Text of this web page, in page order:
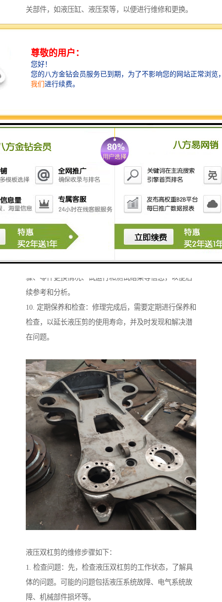
关部件，如液压缸、液压泵等，以便进行维修和更换。
3. 清洁和检查：将拆卸下来的部件进行清洁，并仔细检
需要及时更换。
4. 更换零件：根据检查结果，确定需要更换的零件，并
进行更换。注意选择合适的零件，确保其质量和适配
5. 维修液压系统：对液压系统进行维修，包括更换密封
件、检修液压管路、清洗液压油箱等。确保液压系统的
正常工作。
6. 装配液压剪：将修理好的部件重新装配到液压剪上，
并进行调试和测试。确保液压剪的正常运行。
工作状态和效果。如果有异常现象，需要及时调整和修
8. 进行调试和测试：对修理好的液压剪进行调试和测
试，确保其工作正常、稳定，并符合相关标准和要求。
9. 完成维修记录：在维修过程中，及时记录维修的步
骤、零件更换情况、试运行和测试结果等信息，以便后
续参考和分析。
10. 定期保养和检查：修理完成后，需要定期进行保养和
检查，以延长液压剪的使用寿命，并及时发现和解决潜
在问题。
液压双杠剪的维修步骤如下：
1. 检查问题：先，检查液压双杠剪的工作状态，了解具
体的问题。可能的问题包括液压系统故障、电气系统故
障、机械部件损坏等。